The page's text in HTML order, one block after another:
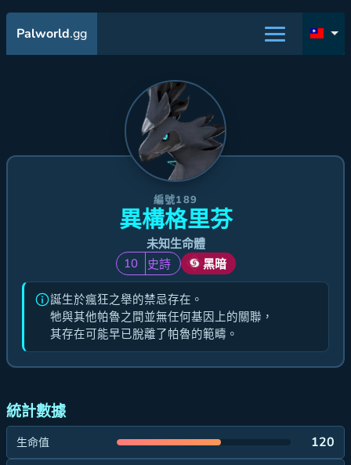
Palworld.gg
編號189
異構格里芬
未知生命體
10
史詩 黑暗
誕生於瘋狂之舉的禁忌存在。
牠與其他帕魯之間並無任何基因上的關聯，
其存在可能早已脫離了帕魯的範疇。
統計數據
生命值 120